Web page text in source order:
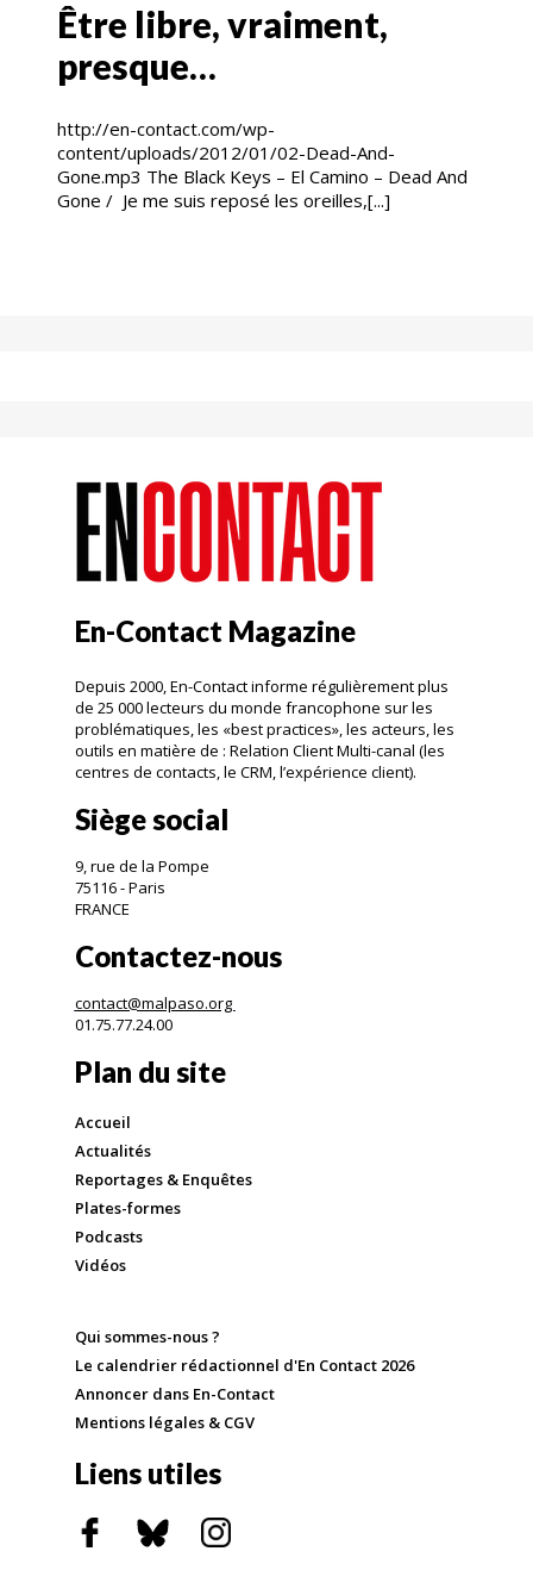
Être libre, vraiment,
presque…
http://en-contact.com/wp-
content/uploads/2012/01/02-Dead-And-
Gone.mp3 The Black Keys – El Camino – Dead And
Gone / Je me suis reposé les oreilles,[...]
En-Contact Magazine
Depuis 2000, En-Contact informe régulièrement plus
de 25 000 lecteurs du monde francophone sur les
problématiques, les «best practices», les acteurs, les
outils en matière de : Relation Client Multi-canal (les
centres de contacts, le CRM, l’expérience client).
Siège social
9, rue de la Pompe
75116 - Paris
FRANCE
Contactez-nous
contact@malpaso.org
01.75.77.24.00
Plan du site
Accueil
Actualités
Reportages & Enquêtes
Plates-formes
Podcasts
Vidéos
Qui sommes-nous ?
Le calendrier rédactionnel d'En Contact 2026
Annoncer dans En-Contact
Mentions légales & CGV
Liens utiles